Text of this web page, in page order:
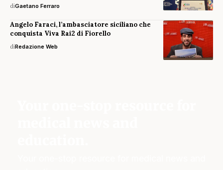
diGaetano Ferraro
Angelo Faraci, l’ambasciatore siciliano che
conquista Viva Rai2 di Fiorello
diRedazione Web